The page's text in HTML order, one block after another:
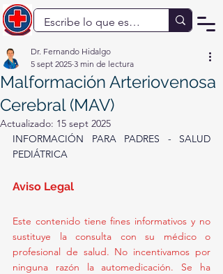
Malformación Arteriovenosa
Cerebral (MAV)
Dr. Fernando Hidalgo
5 sept 2025 3 min de lectura
Actualizado: 15 sept 2025
INFORMACIÓN PARA PADRES - SALUD
PEDIÁTRICA
Aviso Legal
Este contenido tiene fines informativos y no
sustituye la consulta con su médico o
profesional de salud. No incentivamos por
ninguna razón la automedicación. Se ha